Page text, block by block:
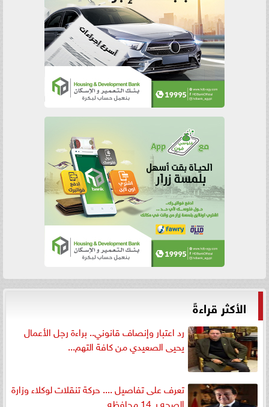
الأكثر قراءةً
رد اعتبار وإنصاف قانوني.. براءة رجل الأعمال
يحيى الصعيدي من كافة التهم...
تعرف على تفاصيل .... حركة تنقلات لوكلاء وزارة
الصحه بـ 14 محافظه